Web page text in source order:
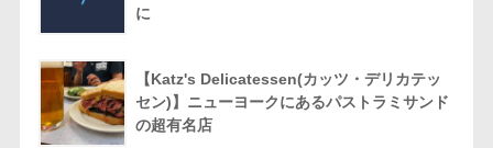
に
【Katz's Delicatessen(カッツ・デリカテッ
セン)】ニューヨークにあるパストラミサンド
の超有名店